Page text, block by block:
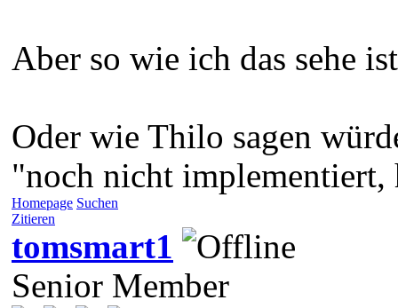
Aber so wie ich das sehe
Oder wie Thilo sagen
"noch nicht implementiert,
Homepage Suchen
Zitieren
tomsmart1
Senior Member